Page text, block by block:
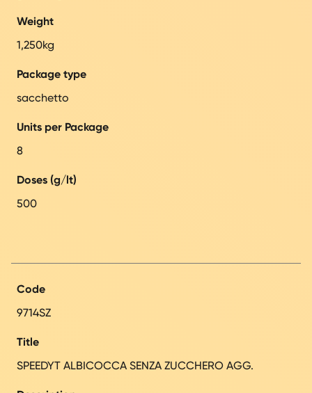
Weight
1,250kg
Package type
sacchetto
Units per Package
8
Doses (g/lt)
500
Code
9714SZ
Title
SPEEDYT ALBICOCCA SENZA ZUCCHERO AGG.